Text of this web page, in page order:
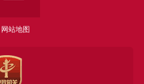
网站地图